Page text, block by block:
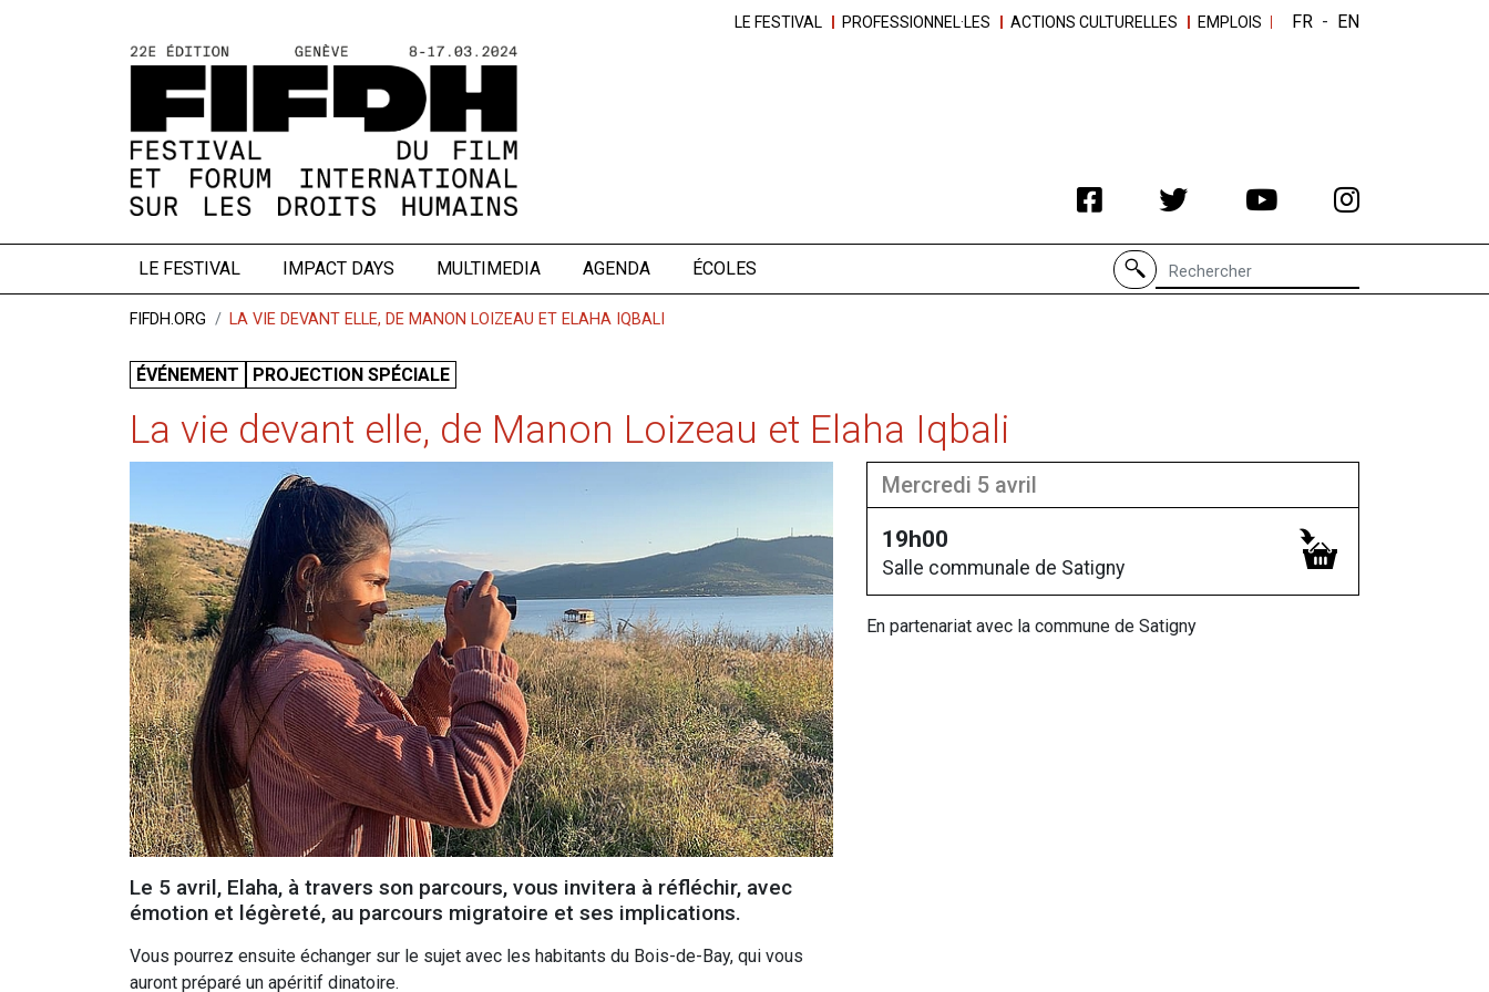
LE FESTIVAL PROFESSIONNEL·LES ACTIONS CULTURELLES EMPLOIS FR - EN
LE FESTIVAL IMPACT DAYS MULTIMEDIA AGENDA ÉCOLES
Recherche de
FIFDH.ORG LA VIE DEVANT ELLE, DE MANON LOIZEAU ET ELAHA IQBALI
ÉVÉNEMENT PROJECTION SPÉCIALE
La vie devant elle, de Manon Loizeau et Elaha Iqbali
Le 5 avril, Elaha, à travers son parcours, vous invitera à réfléchir, avec
émotion et légèreté, au parcours migratoire et ses implications.
Vous pourrez ensuite échanger sur le sujet avec les habitants du Bois-de-Bay, qui vous
auront préparé un apéritif dinatoire.
mercredi 5 avril
19h00
Salle communale de Satigny
En partenariat avec la commune de Satigny